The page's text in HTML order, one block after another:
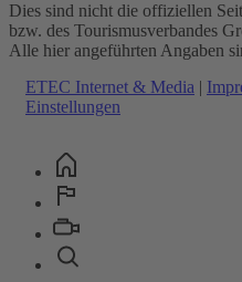
Dies sind nicht die offiziellen
bzw. des Tourismusverbandes
Alle hier angeführten Angaben
ETEC Internet & Media |
Einstellungen